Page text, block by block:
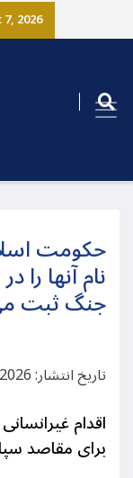
2026
حکومت
نام آنها
جنگ ثبت
تاریخ انتشار: May 12, 2026
اقدام
برای مقاصد